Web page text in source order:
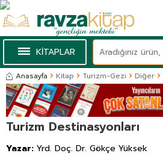
KİTAPLAR
Anasayfa Kitap Turizm-Gezi Diğer
Turizm Destinasyonları
Yazar: Yrd. Doç. Dr. Gökçe Yüksek